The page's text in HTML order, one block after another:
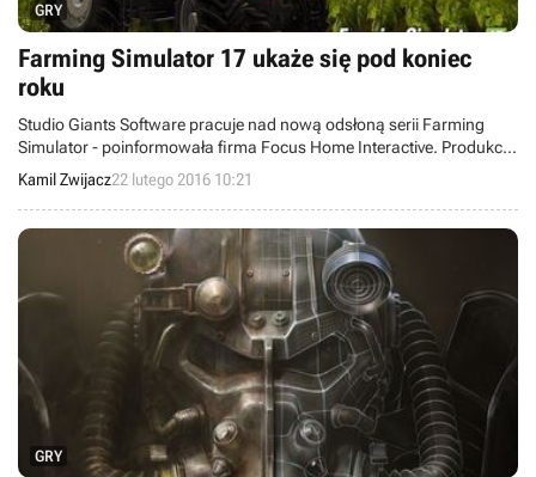
GRY
Farming Simulator 17 ukaże się pod koniec
roku
Studio Giants Software pracuje nad nową odsłoną serii Farming
Simulator - poinformowała firma Focus Home Interactive. Produkcja
ma się ukazać pod koniec bieżącego roku jednocześnie na
konsolach oraz komputerach osobistych.
Kamil Zwijacz22 lutego 2016 10:21
GRY